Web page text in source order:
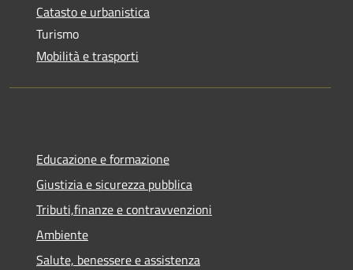
Catasto e urbanistica
Turismo
Mobilità e trasporti
Educazione e formazione
Giustizia e sicurezza pubblica
Tributi,finanze e contravvenzioni
Ambiente
Salute, benessere e assistenza